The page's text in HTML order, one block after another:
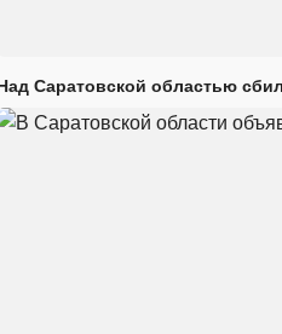
Саратовской областью